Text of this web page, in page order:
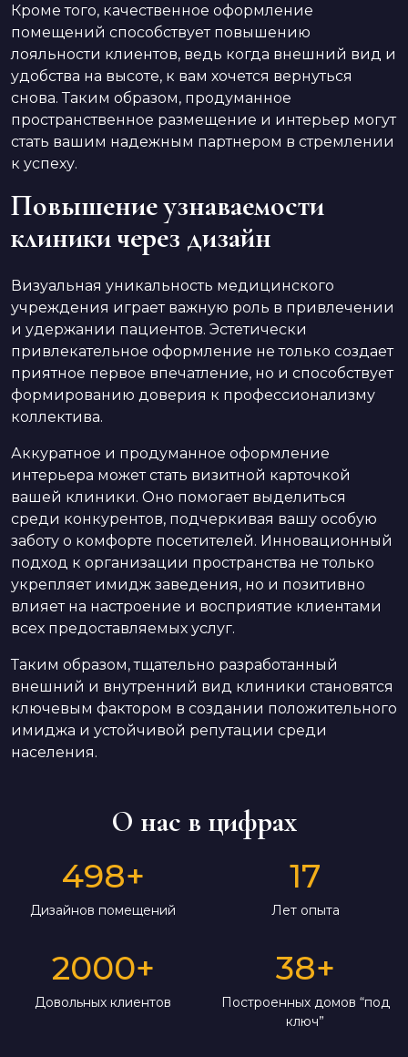
Кроме того, качественное оформление
помещений способствует повышению
лояльности клиентов, ведь когда внешний вид и
удобства на высоте, к вам хочется вернуться
снова. Таким образом, продуманное
пространственное размещение и интерьер могут
стать вашим надежным партнером в стремлении
к успеху.
Повышение узнаваемости
клиники через дизайн
Визуальная уникальность медицинского
учреждения играет важную роль в привлечении
и удержании пациентов. Эстетически
привлекательное оформление не только создает
приятное первое впечатление, но и способствует
формированию доверия к профессионализму
коллектива.
Аккуратное и продуманное оформление
интерьера может стать визитной карточкой
вашей клиники. Оно помогает выделиться
среди конкурентов, подчеркивая вашу особую
заботу о комфорте посетителей. Инновационный
подход к организации пространства не только
укрепляет имидж заведения, но и позитивно
влияет на настроение и восприятие клиентами
всех предоставляемых услуг.
Таким образом, тщательно разработанный
внешний и внутренний вид клиники становятся
ключевым фактором в создании положительного
имиджа и устойчивой репутации среди
населения.
О нас в цифрах
498+
Дизайнов помещений
17
Лет опыта
2000+
Довольных клиентов
38+
Построенных домов “под
ключ”